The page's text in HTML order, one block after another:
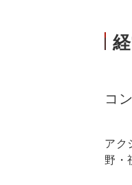
コ
アク
野・